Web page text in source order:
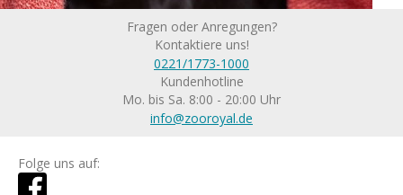
Fragen oder Anregungen?
Kontaktiere uns!
0221/1773-1000
Kundenhotline
Mo. bis Sa. 8:00 - 20:00 Uhr
info@zooroyal.de
Folge uns auf: